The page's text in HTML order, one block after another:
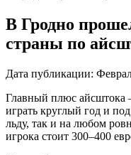
В Гродно
страны по
Дата публикации:
Главный плюс айсштока
играть круглый год и
льду, так и на любом
игрока стоит 300–400